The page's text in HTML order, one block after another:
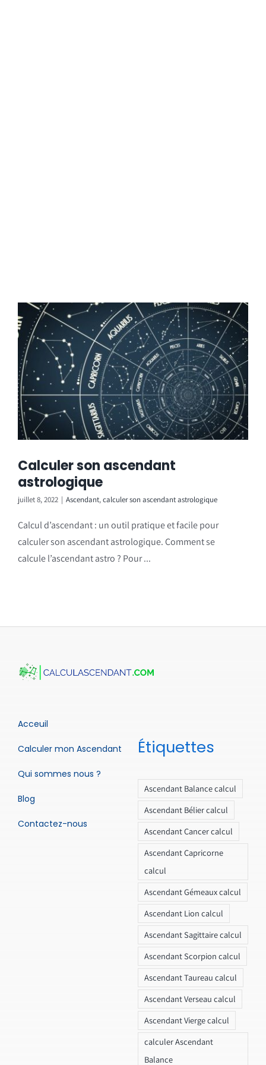
Calculer son ascendant
astrologique
juillet 8, 2022 | Ascendant,calculer son ascendant astrologique
Calcul d’ascendant : un outil pratique et facile pour
calculer son ascendant astrologique. Comment se
calcule l’ascendant astro ? Pour ...
Acceuil
Calculer mon Ascendant
Qui sommes nous ?
Blog
Contactez-nous
Étiquettes
Ascendant Balance calcul
Ascendant Bélier calcul
Ascendant Cancer calcul
Ascendant Capricorne
calcul
Ascendant Gémeaux calcul
Ascendant Lion calcul
Ascendant Sagittaire calcul
Ascendant Scorpion calcul
Ascendant Taureau calcul
Ascendant Verseau calcul
Ascendant Vierge calcul
calculer Ascendant
Balance